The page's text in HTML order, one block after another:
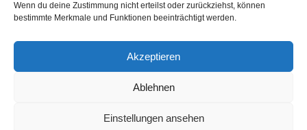
Wenn du deine Zustimmung nicht erteilst oder zurückziehst, können
bestimmte Merkmale und Funktionen beeinträchtigt werden.
Akzeptieren
Ablehnen
Einstellungen ansehen
competing at the Rolex 24 at Daytona from 25 to
Feller and Daniel Morad.